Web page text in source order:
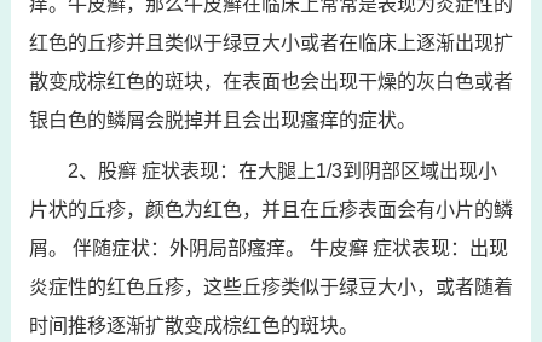
痒。牛皮癣，那么牛皮癣在临床上常常是表现为炎症性的
红色的丘疹并且类似于绿豆大小或者在临床上逐渐出现扩
散变成棕红色的斑块，在表面也会出现干燥的灰白色或者
银白色的鳞屑会脱掉并且会出现瘙痒的症状。
2、股癣 症状表现：在大腿上1/3到阴部区域出现小
片状的丘疹，颜色为红色，并且在丘疹表面会有小片的鳞
屑。 伴随症状：外阴局部瘙痒。 牛皮癣 症状表现：出现
炎症性的红色丘疹，这些丘疹类似于绿豆大小，或者随着
时间推移逐渐扩散变成棕红色的斑块。